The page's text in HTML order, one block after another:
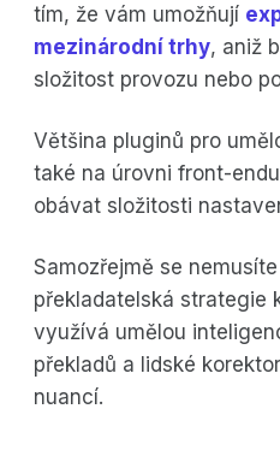
tím, že vám umožňují
mezinárodní trhy, aniž
složitost provozu nebo
Většina pluginů pro
také na úrovni front-
obávat složitosti
Samozřejmě se
překladatelská strategie
využívá umělou
překladů a lidské
nuancí.